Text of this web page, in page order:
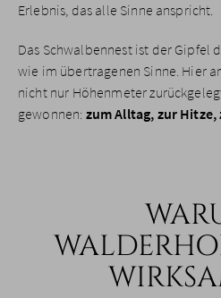
Erlebnis, das alle Sinne anspricht.
Das Schwalbennest ist der Gipfel
wie im übertragenen Sinne. Hier
nicht nur Höhenmeter
gewonnen: zum Alltag, zur